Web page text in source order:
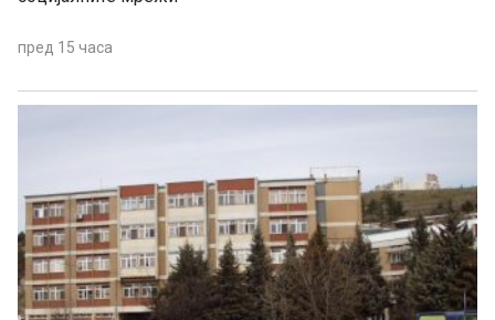
пред 15 часа